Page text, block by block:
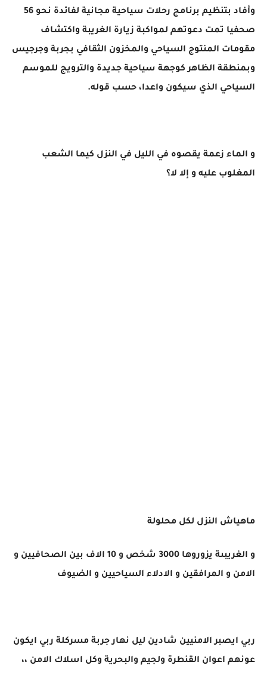
وأفاد بتنظيم برنامج رحلات سياحية مجانية لفائدة نحو 56
صحفيا تمت دعوتهم لمواكبة زيارة الغريبة واكتشاف
مقومات المنتوج السياحي والمخزون الثقافي بجربة وجرجيس
وبمنطقة الظاهر كوجهة سياحية جديدة والترويج للموسم
السياحي الذي سيكون واعدا، حسب قوله.
و الماء زعمة يقصوه في الليل في النزل كيما الشعب
المغلوب عليه و إلا لا؟
ماهياش النزل لكل محلولة
و الغريبىة يزوروها 3000 شخص و 10 الاف بين الصحافيين و
الامن و المرافقين و الادلاء السياحيين و الضيوف
ربي ايصبر الامنيين شادين ليل نهار جربة مسركلة ربي ايكون
عونهم اعوان القنطرة ولجيم والبحرية وكل اسلاك الامن ،،